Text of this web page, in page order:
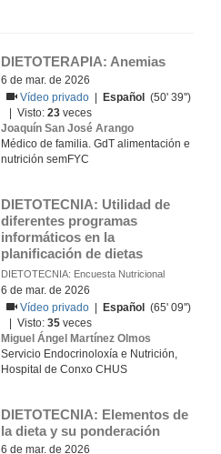
DIETOTERAPIA: Anemias
6 de mar. de 2026
Vídeo privado
Español
(50' 39'')
| Visto:23 veces
Joaquín San José Arango
Médico de familia. GdT alimentación e
nutrición semFYC
DIETOTECNIA: Utilidad de
diferentes programas
informáticos en la
planificación de dietas
DIETOTECNIA: Encuesta Nutricional
6 de mar. de 2026
Vídeo privado
Español
(65' 09'')
| Visto:35 veces
Miguel Ángel Martínez Olmos
Servicio Endocrinoloxía e Nutrición,
Hospital de Conxo CHUS
DIETOTECNIA: Elementos de
la dieta y su ponderación
6 de mar. de 2026